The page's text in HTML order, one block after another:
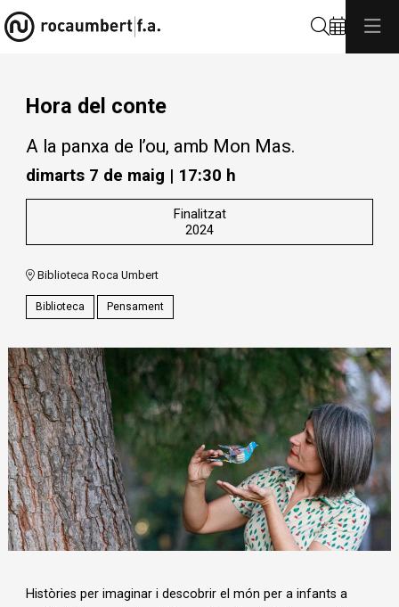
Hora del conte
A la panxa de l’ou, amb Mon Mas.
dimarts 7 de maig | 17:30 h
Finalitzat
2024
Biblioteca Roca Umbert
Biblioteca Pensament
Històries per imaginar i descobrir el món per a infants a